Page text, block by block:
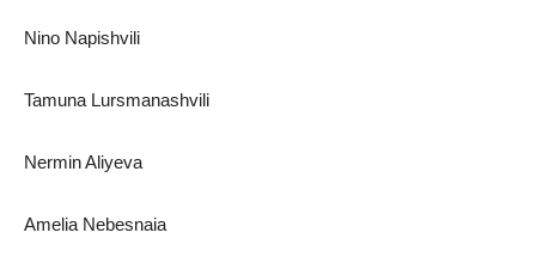
Nino Napishvili
Tamuna Lursmanashvili
Nermin Aliyeva
Amelia Nebesnaia